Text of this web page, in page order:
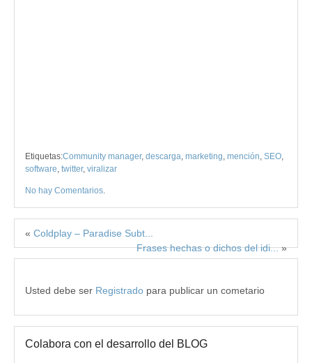
Etiquetas:Community manager, descarga, marketing, mención, SEO,
software, twitter, viralizar
No hay Comentarios.
« Coldplay – Paradise Subt...
Frases hechas o dichos del idi...»
Usted debe ser Registrado para publicar un cometario
Colabora con el desarrollo del BLOG